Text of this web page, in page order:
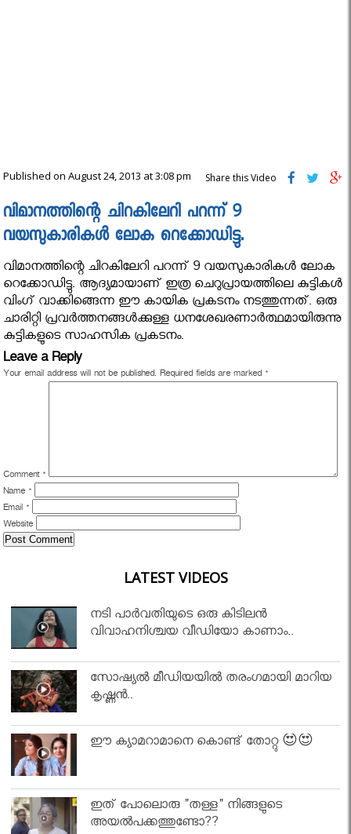
Published on August 24, 2013 at 3:08 pm Share this Video
വിമാനത്തിന്റെ ചിറകിലേറി പറന്ന് 9
വയസുകാരികള്‍ ലോക റെക്കോഡിട്ടു.
വിമാനത്തിന്റെ ചിറകിലേറി പറന്ന് 9 വയസുകാരികള്‍ ലോക
റെക്കോഡിട്ടു. ആദ്യമായാണ് ഇത്ര ചെറുപ്രായത്തിലെ കുട്ടികള്‍
വിംഗ് വാക്കിങ്ങെന്ന ഈ കായിക പ്രകടനം നടത്തുന്നത്. ഒരു
ചാരിറ്റി പ്രവര്‍ത്തനങ്ങള്‍ക്കുള്ള ധനശേഖരണാര്‍ത്ഥമായിരുന്നു
കുട്ടികളുടെ സാഹസിക പ്രകടനം.
Leave a Reply
Your email address will not be published. Required fields are marked *
Comment *
Name *
Email *
Website
LATEST VIDEOS
നടി പാർവതിയുടെ ഒരു കിടിലൻ
വിവാഹനിശ്ചയ വീഡിയോ കാണാം..
സോഷ്യൽ മീഡിയയിൽ തരംഗമായി മാറിയ
കൃഷ്ണൻ..
ഈ ക്യാമറാമാനെ കൊണ്ട് തോറ്റു 😍😍
ഇത് പോലൊരു "തള്ള" നിങ്ങളുടെ
അയല്‍പക്കത്തുണ്ടോ??